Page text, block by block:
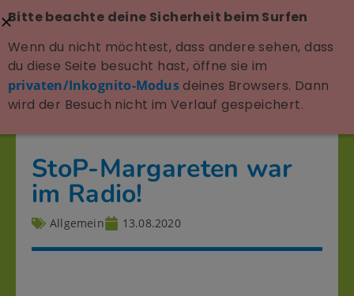
StoP-Margareten war
im Radio!
Allgemein 13.08.2020
Bitte beachte deine Sicherheit beim Surfen
Wenn du nicht möchtest, dass andere sehen, dass
du diese Seite besucht hast, öffne sie im
privaten/Inkognito-Modusdeines Browsers. Dann
wird der Besuch nicht im Verlauf gespeichert.